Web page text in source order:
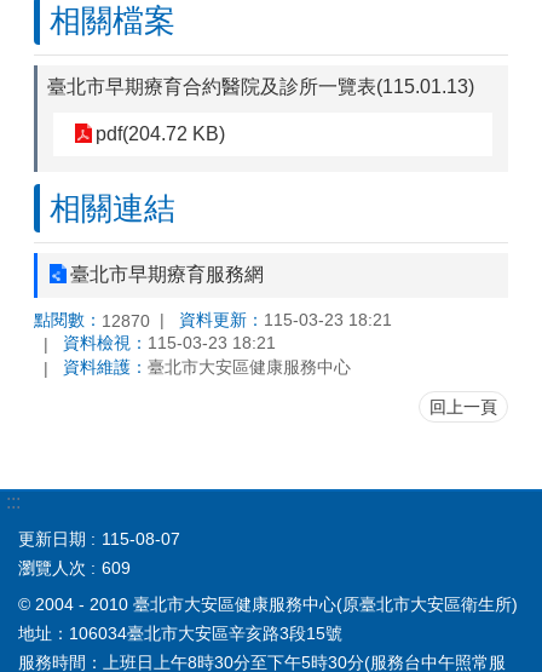
相關檔案
臺北市早期療育合約醫院及診所一覽表(115.01.13)
pdf(204.72 KB)
相關連結
臺北市早期療育服務網
點閱數： 12870 資料更新： 115-03-23 18:21
資料檢視： 115-03-23 18:21
資料維護： 臺北市大安區健康服務中心
回上一頁
:::
更新日期
115-08-07
瀏覽人次
609
© 2004 - 2010 臺北市大安區健康服務中心(原臺北市大安區衛生所)
地址：106034臺北市大安區辛亥路3段15號
服務時間：上班日上午8時30分至下午5時30分(服務台中午照常服